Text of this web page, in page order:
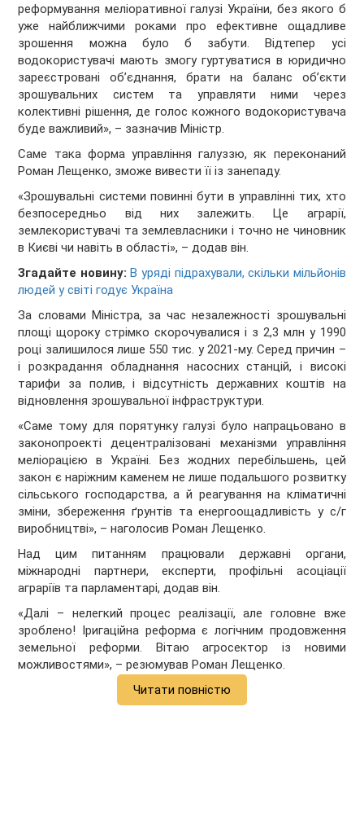
реформування меліоративної галузі України, без якого б
уже найближчими роками про ефективне ощадливе
зрошення можна було б забути. Відтепер усі
водокористувачі мають змогу гуртуватися в юридично
зареєстровані об’єднання, брати на баланс об’єкти
зрошувальних систем та управляти ними через
колективні рішення, де голос кожного водокористувача
буде важливий», – зазначив Міністр.
Саме така форма управління галуззю, як переконаний
Роман Лещенко, зможе вивести її із занепаду.
«Зрошувальні системи повинні бути в управлінні тих, хто
безпосередньо від них залежить. Це аграрії,
землекористувачі та землевласники і точно не чиновник
в Києві чи навіть в області», – додав він.
Згадайте новину: В уряді підрахували, скільки мільйонів
людей у світі годує Україна
За словами Міністра, за час незалежності зрошувальні
площі щороку стрімко скорочувалися і з 2,3 млн у 1990
році залишилося лише 550 тис. у 2021-му. Серед причин –
і розкрадання обладнання насосних станцій, і високі
тарифи за полив, і відсутність державних коштів на
відновлення зрошувальної інфраструктури.
«Саме тому для порятунку галузі було напрацьовано в
законопроекті децентралізовані механізми управління
меліорацією в Україні. Без жодних перебільшень, цей
закон є наріжним каменем не лише подальшого розвитку
сільського господарства, а й реагування на кліматичні
зміни, збереження ґрунтів та енергоощадливість у с/г
виробництві», – наголосив Роман Лещенко.
Над цим питанням працювали державні органи,
міжнародні партнери, експерти, профільні асоціації
аграріїв та парламентарі, додав він.
«Далі – нелегкий процес реалізації, але головне вже
зроблено! Іригаційна реформа є логічним продовження
земельної реформи. Вітаю агросектор із новими
можливостями», – резюмував Роман Лещенко.
Читати повністю